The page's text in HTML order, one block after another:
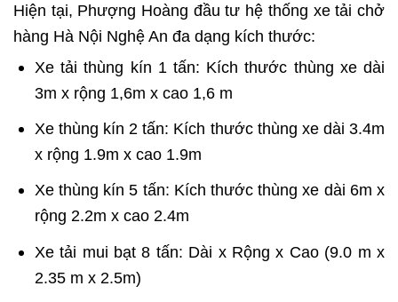
Hiện tại, Phượng Hoàng đầu tư hệ thống xe tải chở
hàng Hà Nội Nghệ An đa dạng kích thước:
Xe tải thùng kín 1 tấn: Kích thước thùng xe dài
3m x rộng 1,6m x cao 1,6 m
Xe thùng kín 2 tấn: Kích thước thùng xe dài 3.4m
x rộng 1.9m x cao 1.9m
Xe thùng kín 5 tấn: Kích thước thùng xe dài 6m x
rộng 2.2m x cao 2.4m
Xe tải mui bạt 8 tấn: Dài x Rộng x Cao (9.0 m x
2.35 m x 2.5m)